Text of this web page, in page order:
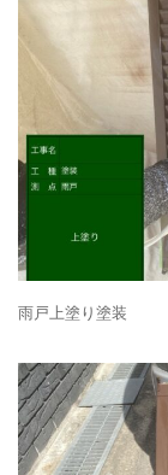
雨戸上塗り塗装